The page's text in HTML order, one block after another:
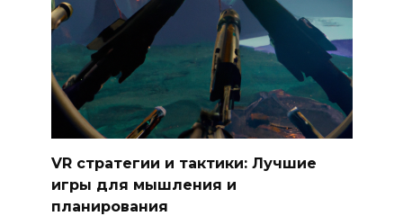
VR стратегии и тактики: Лучшие
игры для мышления и
планирования